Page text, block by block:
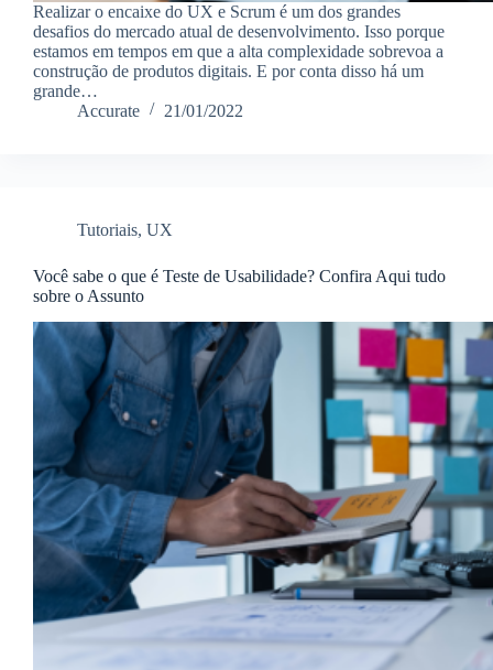
Realizar o encaixe do UX e Scrum é um dos grandes
desafios do mercado atual de desenvolvimento. Isso porque
estamos em tempos em que a alta complexidade sobrevoa a
construção de produtos digitais. E por conta disso há um
grande…
Accurate
21/01/2022
Tutoriais, UX
Você sabe o que é Teste de Usabilidade? Confira Aqui tudo
sobre o Assunto